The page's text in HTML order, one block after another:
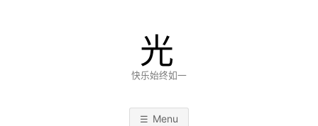
光
快乐始终如一
Menu